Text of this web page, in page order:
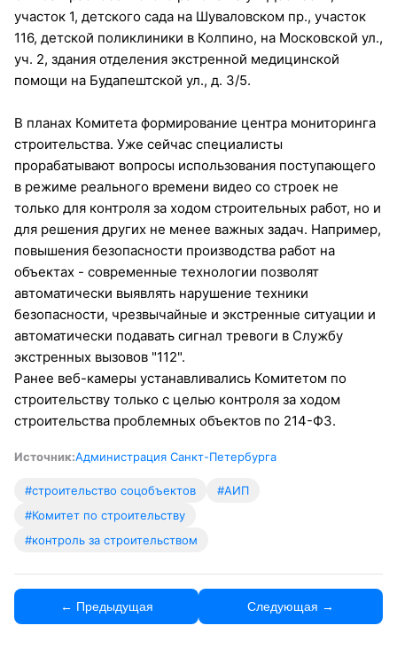
участок 1, детского сада на Шуваловском пр., участок
116, детской поликлиники в Колпино, на Московской ул.,
уч. 2, здания отделения экстренной медицинской
помощи на Будапештской ул., д. 3/5.
В планах Комитета формирование центра мониторинга
строительства. Уже сейчас специалисты
прорабатывают вопросы использования поступающего
в режиме реального времени видео со строек не
только для контроля за ходом строительных работ, но и
для решения других не менее важных задач. Например,
повышения безопасности производства работ на
объектах - современные технологии позволят
автоматически выявлять нарушение техники
безопасности, чрезвычайные и экстренные ситуации и
автоматически подавать сигнал тревоги в Службу
экстренных вызовов "112".
Ранее веб-камеры устанавливались Комитетом по
строительству только с целью контроля за ходом
строительства проблемных объектов по 214-ФЗ.
Источник:Администрация Санкт-Петербурга
#строительство соцобъектов
#АИП
#Комитет по строительству
#контроль за строительством
← Предыдущая Следующая →